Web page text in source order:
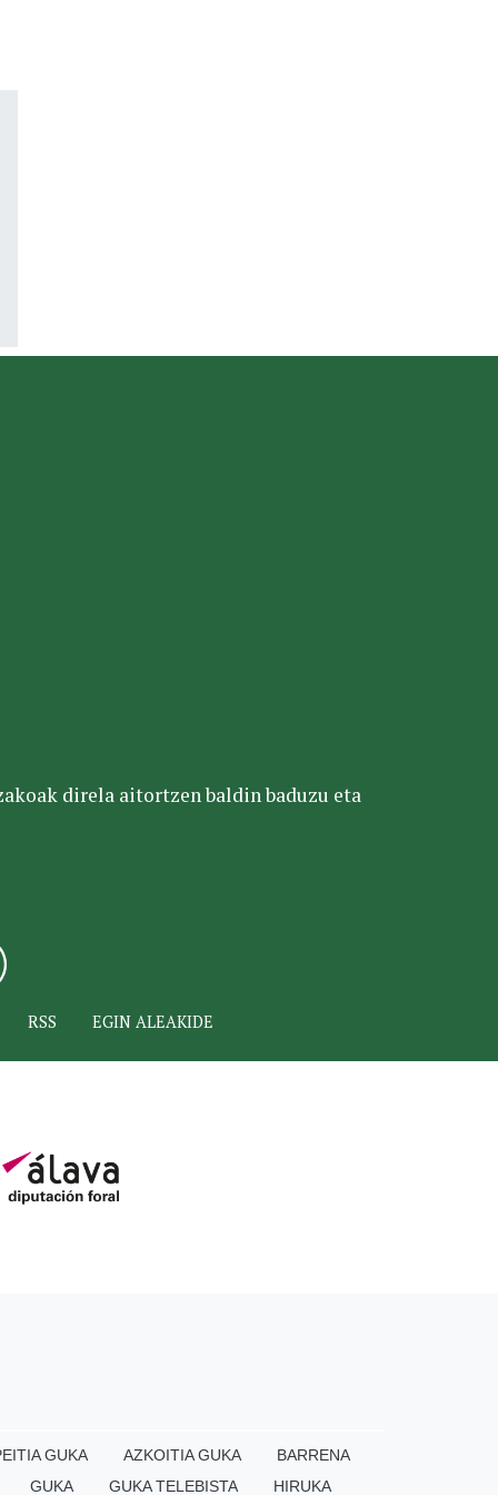
direla aitortzen baldin baduzu eta
RSS EGIN ALEAKIDE
GUKA AZKOITIA GUKA
BARRENA
GUKA
GUKA TELEBISTA HIRUKA